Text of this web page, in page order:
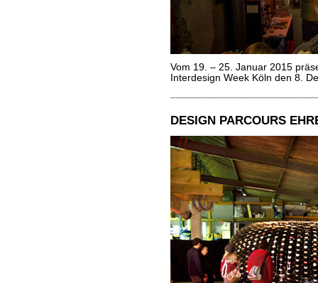
Vom 19. – 25. Januar 2015
Interdesign Week Köln den 8.
DESIGN PARCOURS